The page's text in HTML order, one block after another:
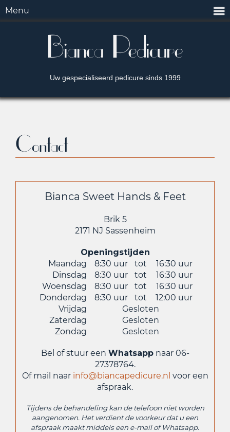
Menu
Bianca Pedicure
Uw gespecialiseerd pedicure sinds 1999
Contact
Bianca Sweet Hands & Feet
Brik 5
2171 NJ Sassenheim
Openingstijden
Maandag
8:30 uur tot
16:30 uur
Dinsdag
8:30 uur tot
16:30 uur
Woensdag
8:30 uur tot
16:30 uur
Donderdag
8:30 uur tot
12:00 uur
Vrijdag
Gesloten
Zaterdag
Gesloten
Zondag
Gesloten
Bel of stuur een Whatsappnaar 06-
27378764.
Of mail naar info@biancapedicure.nl voor een
afspraak.
Tijdens de behandeling kan de telefoon niet worden
aangenomen. Het verdient de voorkeur dat u een
afspraak maakt middels een e-mail of Whatsapp.